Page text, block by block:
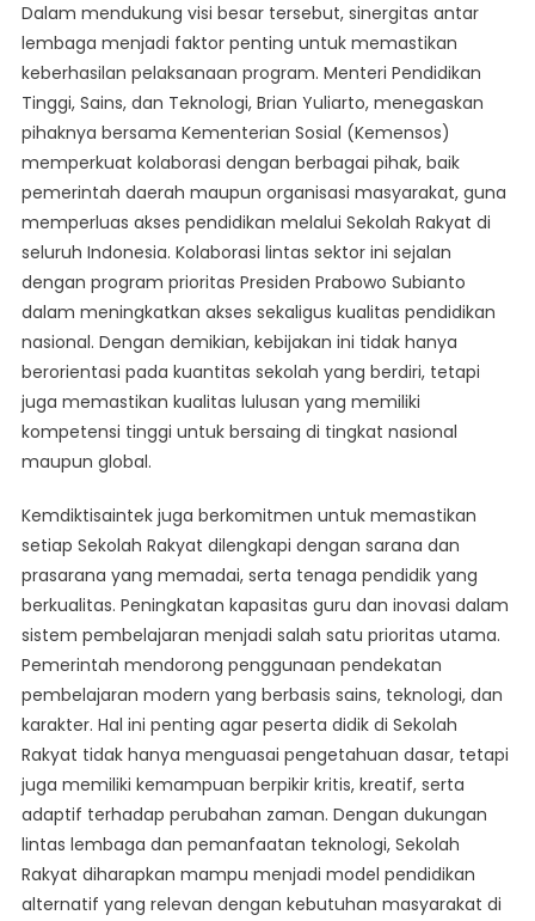
Dalam mendukung visi besar tersebut, sinergitas antar
lembaga menjadi faktor penting untuk memastikan
keberhasilan pelaksanaan program. Menteri Pendidikan
Tinggi, Sains, dan Teknologi, Brian Yuliarto, menegaskan
pihaknya bersama Kementerian Sosial (Kemensos)
memperkuat kolaborasi dengan berbagai pihak, baik
pemerintah daerah maupun organisasi masyarakat, guna
memperluas akses pendidikan melalui Sekolah Rakyat di
seluruh Indonesia. Kolaborasi lintas sektor ini sejalan
dengan program prioritas Presiden Prabowo Subianto
dalam meningkatkan akses sekaligus kualitas pendidikan
nasional. Dengan demikian, kebijakan ini tidak hanya
berorientasi pada kuantitas sekolah yang berdiri, tetapi
juga memastikan kualitas lulusan yang memiliki
kompetensi tinggi untuk bersaing di tingkat nasional
maupun global.
Kemdiktisaintek juga berkomitmen untuk memastikan
setiap Sekolah Rakyat dilengkapi dengan sarana dan
prasarana yang memadai, serta tenaga pendidik yang
berkualitas. Peningkatan kapasitas guru dan inovasi dalam
sistem pembelajaran menjadi salah satu prioritas utama.
Pemerintah mendorong penggunaan pendekatan
pembelajaran modern yang berbasis sains, teknologi, dan
karakter. Hal ini penting agar peserta didik di Sekolah
Rakyat tidak hanya menguasai pengetahuan dasar, tetapi
juga memiliki kemampuan berpikir kritis, kreatif, serta
adaptif terhadap perubahan zaman. Dengan dukungan
lintas lembaga dan pemanfaatan teknologi, Sekolah
Rakyat diharapkan mampu menjadi model pendidikan
alternatif yang relevan dengan kebutuhan masyarakat di